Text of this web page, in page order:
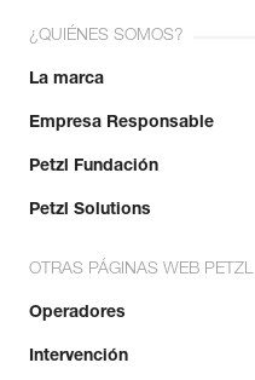
¿QUIÉNES SOMOS?
La marca
Empresa Responsable
Petzl Fundación
Petzl Solutions
OTRAS PÁGINAS WEB PETZL
Operadores
Intervención